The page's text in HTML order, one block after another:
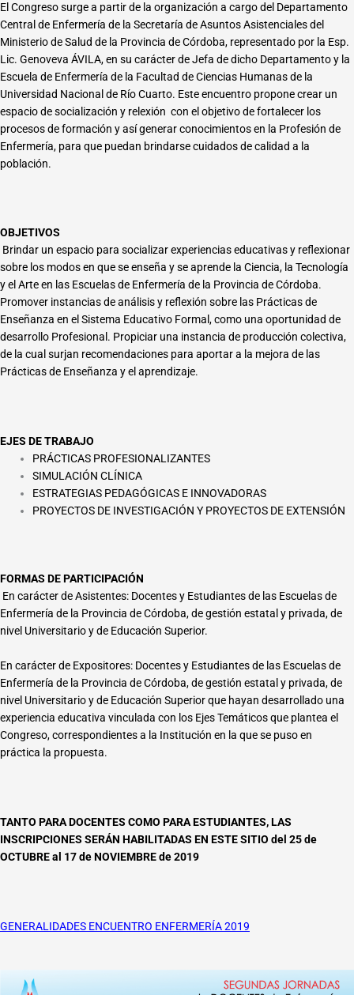
El Congreso surge a partir de la organización a cargo del Departamento
Central de Enfermería de la Secretaría de Asuntos Asistenciales del
Ministerio de Salud de la Provincia de Córdoba, representado por la Esp.
Lic. Genoveva ÁVILA, en su carácter de Jefa de dicho Departamento y la
Escuela de Enfermería de la Facultad de Ciencias Humanas de la
Universidad Nacional de Río Cuarto. Este encuentro propone crear un
espacio de socialización y relexión con el objetivo de fortalecer los
procesos de formación y así generar conocimientos en la Profesión de
Enfermería, para que puedan brindarse cuidados de calidad a la
población.
OBJETIVOS
Brindar un espacio para socializar experiencias educativas y reflexionar
sobre los modos en que se enseña y se aprende la Ciencia, la Tecnología
y el Arte en las Escuelas de Enfermería de la Provincia de Córdoba.
Promover instancias de análisis y reflexión sobre las Prácticas de
Enseñanza en el Sistema Educativo Formal, como una oportunidad de
desarrollo Profesional. Propiciar una instancia de producción colectiva,
de la cual surjan recomendaciones para aportar a la mejora de las
Prácticas de Enseñanza y el aprendizaje.
EJES DE TRABAJO
PRÁCTICAS PROFESIONALIZANTES
SIMULACIÓN CLÍNICA
ESTRATEGIAS PEDAGÓGICAS E INNOVADORAS
PROYECTOS DE INVESTIGACIÓN Y PROYECTOS DE EXTENSIÓN
FORMAS DE PARTICIPACIÓN
En carácter de Asistentes: Docentes y Estudiantes de las Escuelas de
Enfermería de la Provincia de Córdoba, de gestión estatal y privada, de
nivel Universitario y de Educación Superior.
En carácter de Expositores: Docentes y Estudiantes de las Escuelas de
Enfermería de la Provincia de Córdoba, de gestión estatal y privada, de
nivel Universitario y de Educación Superior que hayan desarrollado una
experiencia educativa vinculada con los Ejes Temáticos que plantea el
Congreso, correspondientes a la Institución en la que se puso en
práctica la propuesta.
TANTO PARA DOCENTES COMO PARA ESTUDIANTES, LAS
INSCRIPCIONES SERÁN HABILITADAS EN ESTE SITIO del 25 de
OCTUBRE al 17 de NOVIEMBRE de 2019
GENERALIDADES ENCUENTRO ENFERMERÍA 2019